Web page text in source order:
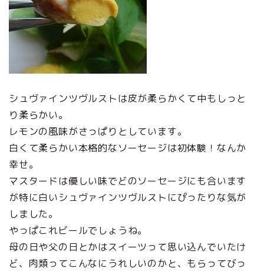
シュヴァインツヴルストは皮が柔らかくて中もしっと
り柔らかい。
レモンの風味がさっぱりとしています。
白くて柔らかい本格的なソーセージは初体験！なんか
幸せ。
マスタードは優しい味でどのソーセージにも合います
が特に白いシュヴァインツヴルストにぴったりな気が
しました。
やっぱこれビールでしょうね。
母の日や父の日とかはスイーツって思い込んでいたけ
ど、肉類ってこんなにうれしいのかと、もらってびっ